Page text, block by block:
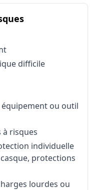
En
/ Poseuse de
difficile
ou outil
risques
individuelle
protections
lourdes ou